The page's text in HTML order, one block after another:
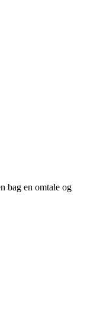
bag en omtale og